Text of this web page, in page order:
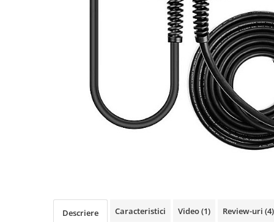
Aspiratoare Verticale
Friteuze Aer Cald / Air Fryer
Roboți Aspirator
Roboți GeamuriDescriere Caracteristici Video(1) Review-uri (4)